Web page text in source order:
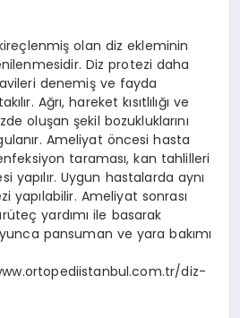
olan diz ekleminin
Diz protezi daha
denemiş ve fayda
Ağrı, hareket kısıtlılığı ve
oluşan şekil bozukluklarını
Ameliyat öncesi hasta
taraması, kan tahlilleri
yapılır. Uygun hastalarda aynı
yapılabilir. Ameliyat sonrası
yardımı ile basarak
pansuman ve yara bakımı
diz-